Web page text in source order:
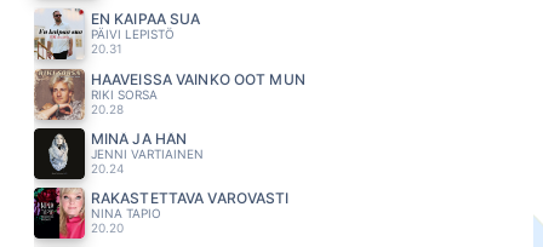
EN KAIPAA SUA
PÄIVI LEPISTÖ
20.31
HAAVEISSA VAINKO OOT MUN
RIKI SORSA
20.28
MINÄ JA HÄN
JENNI VARTIAINEN
20.24
RAKASTETTAVA VAROVASTI
NINA TAPIO
20.20